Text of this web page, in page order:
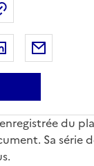
au
sur Twitter
Partager sur
du
Sa série